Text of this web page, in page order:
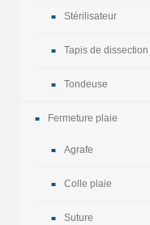
Stérilisateur
Tapis de dissection
Tondeuse
Fermeture plaie
Agrafe
Colle plaie
Suture